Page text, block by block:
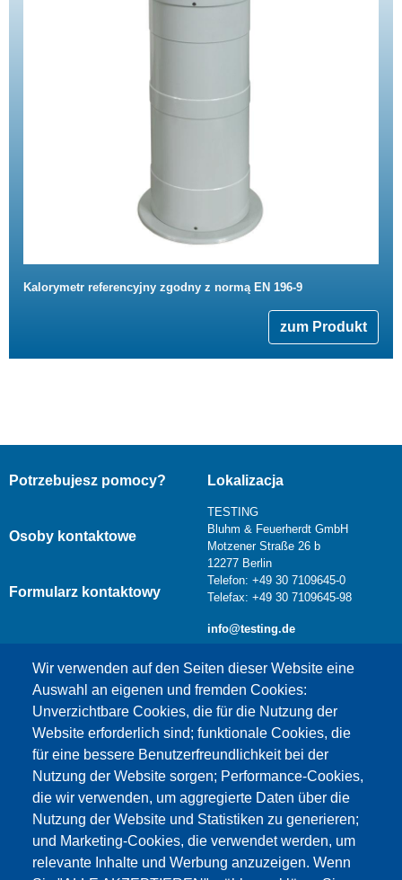
Kalorymetr referencyjny zgodny z normą EN 196-9
zum Produkt
Wir verwenden auf den Seiten dieser Website eine
Auswahl an eigenen und fremden Cookies:
Unverzichtbare Cookies, die für die Nutzung der
Website erforderlich sind; funktionale Cookies, die
für eine bessere Benutzerfreundlichkeit bei der
Nutzung der Website sorgen; Performance-Cookies,
die wir verwenden, um aggregierte Daten über die
Nutzung der Website und Statistiken zu generieren;
und Marketing-Cookies, die verwendet werden, um
relevante Inhalte und Werbung anzuzeigen. Wenn
Potrzebujesz pomocy?
Osoby kontaktowe
Formularz kontaktowy
Lokalizacja
TESTING
Bluhm & Feuerherdt GmbH
Motzener Straße 26 b
12277 Berlin
Telefon: +49 30 7109645-0
Telefax: +49 30 7109645-98
info@testing.de
Dieser Inhalt ist blockiert, da die Google Maps
Cookies nicht akzeptiert wurden.
NUR DIE GOOGLE MAPS COOKIES